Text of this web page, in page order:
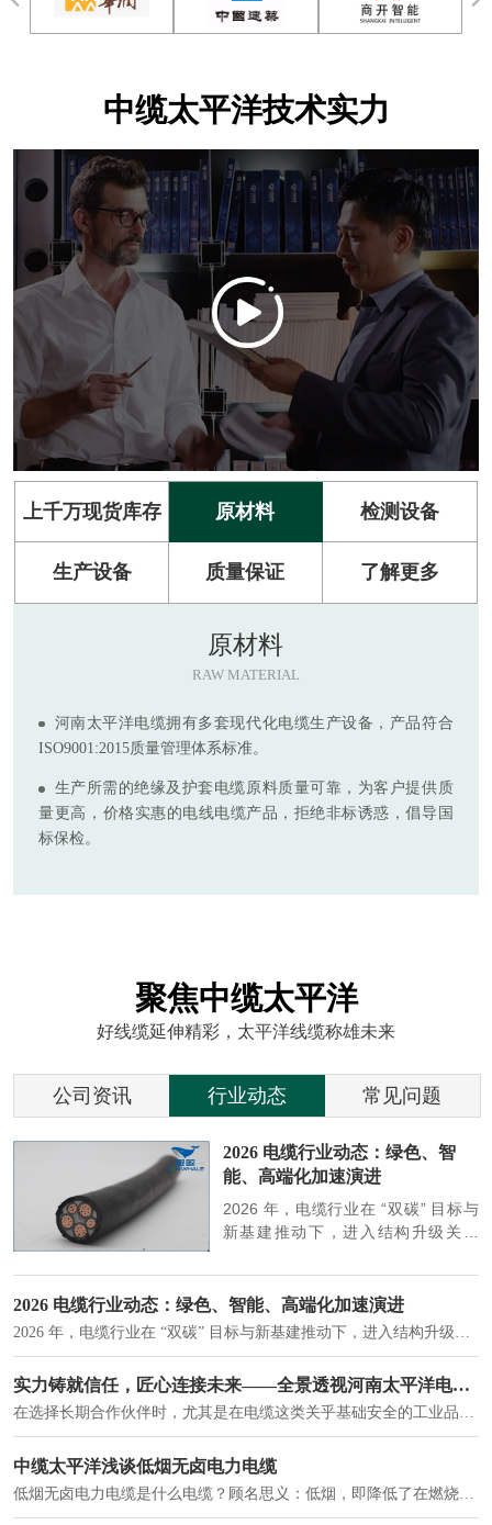
中缆太平洋技术实力
上千万现货库存 原材料 检测设备
生产设备 质量保证 了解更多
原材料
RAW MATERIAL
河南太平洋电缆拥有多套现代化电缆生产设备，产品符合
ISO9001:2015质量管理体系标准。
生产所需的绝缘及护套电缆原料质量可靠，为客户提供质
量更高，价格实惠的电线电缆产品，拒绝非标诱惑，倡导国
标保检。
聚焦中缆太平洋
好线缆延伸精彩，太平洋线缆称雄未来
公司资讯 行业动态 常见问题
2026 电缆行业动态：绿色、智
能、高端化加速演进
2026 年，电缆行业在 “双碳” 目标与
新基建推动下，进入结构升级关键
大清晰趋势，市场格局持续优化。
2026 电缆行业动态：绿色、智能、高端化加速演进
实力铸就信任，匠心连接未来——全景透视河南太平洋电缆厂
在选择长期合作伙伴时，尤其是在电缆这类关乎基础安全的工业品上，供应商的“内在实力”远比一纸报价单更重要。今天，我们邀请您“云参观”河南太平洋电缆厂，透过每一个细节，看我们如何将“可靠”二字，铸入每一米电缆。
中缆太平洋浅谈低烟无卤电力电缆
低烟无卤电力电缆是什么电缆？顾名思义：低烟，即降低了在燃烧时有害物体的产生；卤素对于人体来说是一种有毒气体，无卤就是没有毒气体的释放，通常是针对电缆遇火灾时而言的。低烟无卤电力电缆又可以称之为环保电缆，低烟无卤电缆大多数用于医院和对环境卫生要求比较严格的地方。